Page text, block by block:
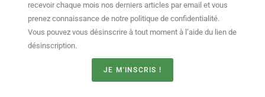
recevoir chaque mois nos derniers articles par email et vous
prenez connaissance de notre politique de confidentialité.
Vous pouvez vous désinscrire à tout moment à l’aide du lien de
désinscription.
JE M'INSCRIS !